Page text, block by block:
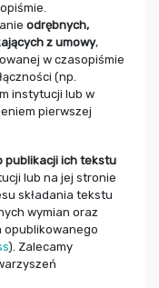
odrębnych,
z umowy,
w czasopiśmie
(np.
instytucji lub w
pierwszej
publikacji ich tekstu
lub na jej stronie
składania tekstu
wymian oraz
opublikowanego
). Zalecamy